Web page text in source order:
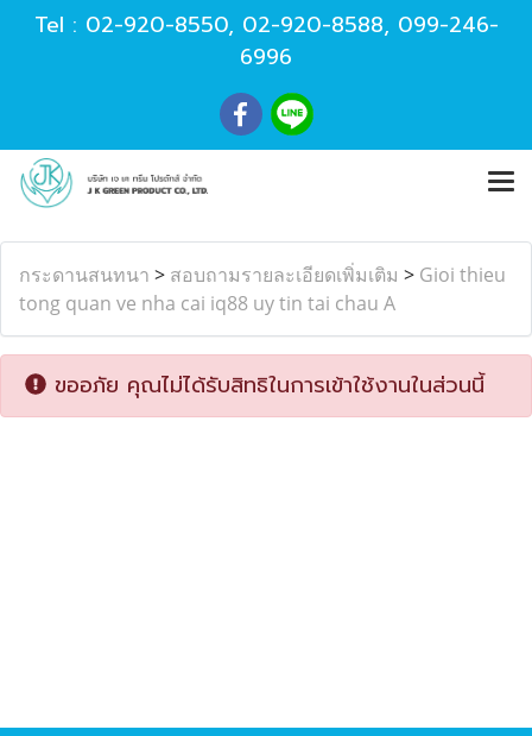
Tel : 02-920-8550, 02-920-8588, 099-246-
6996
กระดานสนทนา > สอบถามรายละเอียดเพิ่มเติม > Gioi thieu
tong quan ve nha cai iq88 uy tin tai chau A
ขออภัย คุณไม่ได้รับสิทธิในการเข้าใช้งานในส่วนนี้